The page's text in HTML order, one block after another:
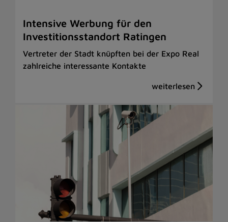
Intensive Werbung für den
Investitionsstandort Ratingen
Vertreter der Stadt knüpften bei der Expo Real
zahlreiche interessante Kontakte